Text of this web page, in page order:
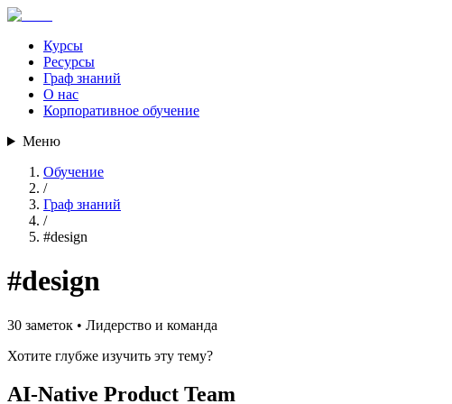
Курсы
Ресурсы
Граф знаний
О нас
Корпоративное обучение
Меню
Обучение
/
Граф знаний
/
#design
#design
30 заметок • Лидерство и команда
Хотите глубже изучить эту тему?
AI-Native Product Team